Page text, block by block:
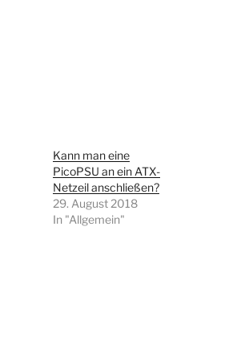
Kann man eine
PicoPSU an ein ATX-
Netzeil anschließen?
29. August 2018
In "Allgemein"